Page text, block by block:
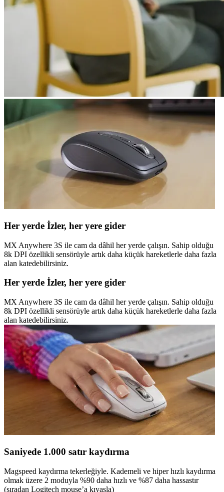
Her yerde İzler, her yere gider
MX Anywhere 3S ile cam da dâhil her yerde çalışın. Sahip olduğu
8k DPI özellikli sensörüyle artık daha küçük hareketlerle daha fazla
alan katedebilirsiniz.
Her yerde İzler, her yere gider
MX Anywhere 3S ile cam da dâhil her yerde çalışın. Sahip olduğu
8k DPI özellikli sensörüyle artık daha küçük hareketlerle daha fazla
alan katedebilirsiniz.
Saniyede 1.000 satır kaydırma
Magspeed kaydırma tekerleğiyle. Kademeli ve hiper hızlı kaydırma
olmak üzere 2 moduyla %90 daha hızlı ve %87 daha hassastır
(sıradan Logitech mouse’a kıyasla)